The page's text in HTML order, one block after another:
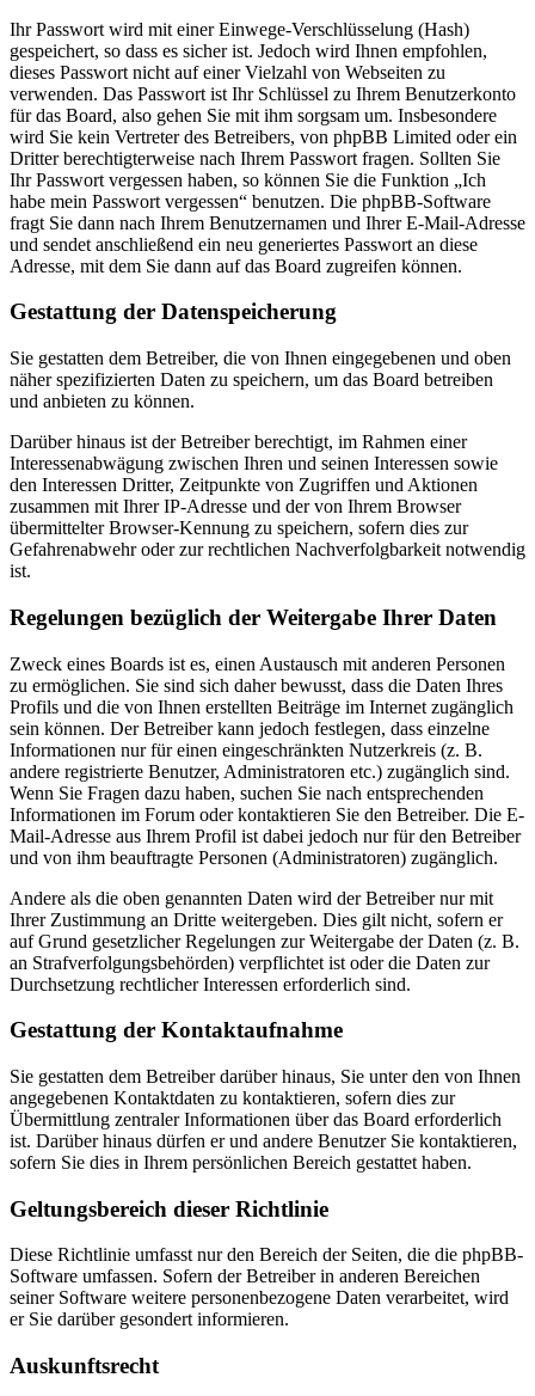
Ihr Passwort wird mit einer Einwege-Verschlüsselung (Hash)
gespeichert, so dass es sicher ist. Jedoch wird Ihnen empfohlen,
dieses Passwort nicht auf einer Vielzahl von Webseiten zu
verwenden. Das Passwort ist Ihr Schlüssel zu Ihrem Benutzerkonto
für das Board, also gehen Sie mit ihm sorgsam um. Insbesondere
wird Sie kein Vertreter des Betreibers, von phpBB Limited oder ein
Dritter berechtigterweise nach Ihrem Passwort fragen. Sollten Sie
Ihr Passwort vergessen haben, so können Sie die Funktion „Ich
habe mein Passwort vergessen“ benutzen. Die phpBB-Software
fragt Sie dann nach Ihrem Benutzernamen und Ihrer E-Mail-Adresse
und sendet anschließend ein neu generiertes Passwort an diese
Adresse, mit dem Sie dann auf das Board zugreifen können.
Gestattung der Datenspeicherung
Sie gestatten dem Betreiber, die von Ihnen eingegebenen und oben
näher spezifizierten Daten zu speichern, um das Board betreiben
und anbieten zu können.
Darüber hinaus ist der Betreiber berechtigt, im Rahmen einer
Interessenabwägung zwischen Ihren und seinen Interessen sowie
den Interessen Dritter, Zeitpunkte von Zugriffen und Aktionen
zusammen mit Ihrer IP-Adresse und der von Ihrem Browser
übermittelter Browser-Kennung zu speichern, sofern dies zur
Gefahrenabwehr oder zur rechtlichen Nachverfolgbarkeit notwendig
ist.
Regelungen bezüglich der Weitergabe Ihrer Daten
Zweck eines Boards ist es, einen Austausch mit anderen Personen
zu ermöglichen. Sie sind sich daher bewusst, dass die Daten Ihres
Profils und die von Ihnen erstellten Beiträge im Internet zugänglich
sein können. Der Betreiber kann jedoch festlegen, dass einzelne
Informationen nur für einen eingeschränkten Nutzerkreis (z. B.
andere registrierte Benutzer, Administratoren etc.) zugänglich sind.
Wenn Sie Fragen dazu haben, suchen Sie nach entsprechenden
Informationen im Forum oder kontaktieren Sie den Betreiber. Die E-
Mail-Adresse aus Ihrem Profil ist dabei jedoch nur für den Betreiber
und von ihm beauftragte Personen (Administratoren) zugänglich.
Andere als die oben genannten Daten wird der Betreiber nur mit
Ihrer Zustimmung an Dritte weitergeben. Dies gilt nicht, sofern er
auf Grund gesetzlicher Regelungen zur Weitergabe der Daten (z. B.
an Strafverfolgungsbehörden) verpflichtet ist oder die Daten zur
Durchsetzung rechtlicher Interessen erforderlich sind.
Gestattung der Kontaktaufnahme
Sie gestatten dem Betreiber darüber hinaus, Sie unter den von Ihnen
angegebenen Kontaktdaten zu kontaktieren, sofern dies zur
Übermittlung zentraler Informationen über das Board erforderlich
ist. Darüber hinaus dürfen er und andere Benutzer Sie kontaktieren,
sofern Sie dies in Ihrem persönlichen Bereich gestattet haben.
Geltungsbereich dieser Richtlinie
Diese Richtlinie umfasst nur den Bereich der Seiten, die die phpBB-
Software umfassen. Sofern der Betreiber in anderen Bereichen
seiner Software weitere personenbezogene Daten verarbeitet, wird
er Sie darüber gesondert informieren.
Auskunftsrecht